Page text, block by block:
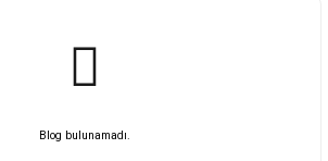
Blog bulunamadı.